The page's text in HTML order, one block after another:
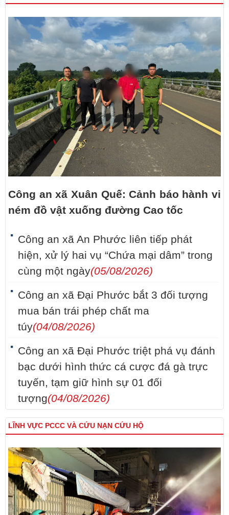
Công an xã Xuân Quế: Cảnh báo hành vi
ném đồ vật xuống đường Cao tốc
Công an xã An Phước liên tiếp phát
hiện, xử lý hai vụ “Chứa mại dâm” trong
cùng một ngày(05/08/2026)
Công an xã Đại Phước bắt 3 đối tượng
mua bán trái phép chất ma
túy(04/08/2026)
Công an xã Đại Phước triệt phá vụ đánh
bạc dưới hình thức cá cược đá gà trực
tuyến, tạm giữ hình sự 01 đối
tượng(04/08/2026)
LĨNH VỰC PCCC VÀ CỨU NẠN CỨU HỘ